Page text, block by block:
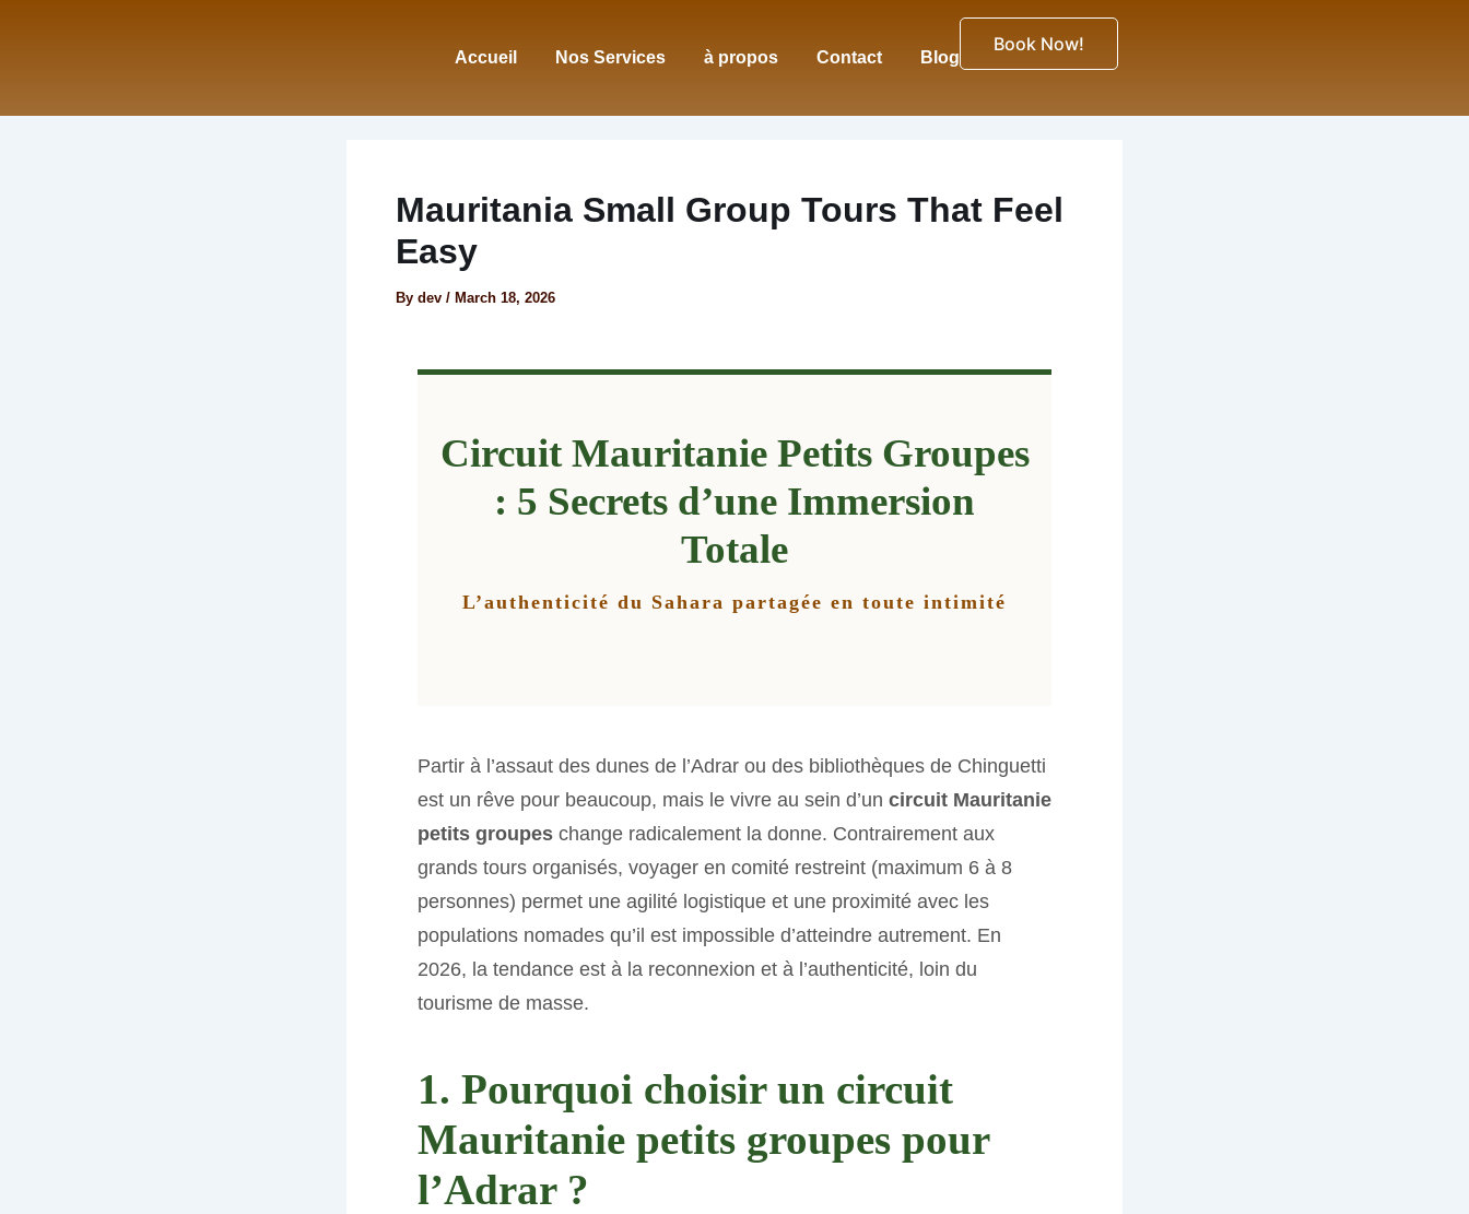
Accueil Nos Services à propos Contact Blog
Book Now!
Mauritania Small Group Tours That Feel
Easy
By dev / March 18, 2026
Circuit Mauritanie Petits Groupes
: 5 Secrets d’une Immersion
Totale
L’authenticité du Sahara partagée en toute intimité
Partir à l’assaut des dunes de l’Adrar ou des bibliothèques de Chinguetti
est un rêve pour beaucoup, mais le vivre au sein d’un circuit Mauritanie
petits groupes change radicalement la donne. Contrairement aux
grands tours organisés, voyager en comité restreint (maximum 6 à 8
personnes) permet une agilité logistique et une proximité avec les
populations nomades qu’il est impossible d’atteindre autrement. En
2026, la tendance est à la reconnexion et à l’authenticité, loin du
tourisme de masse.
1. Pourquoi choisir un circuit
Mauritanie petits groupes pour
l’Adrar ?